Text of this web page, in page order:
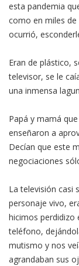
esta pandemia
como en miles
ocurrió,
Eran de plástico,
televisor, se le
una inmensa
Papá y mamá
enseñaron a
Decían que este
negociaciones
La televisión casi
personaje vivo,
hicimos perdidizo
teléfono,
mutismo y nos
agrandaban sus